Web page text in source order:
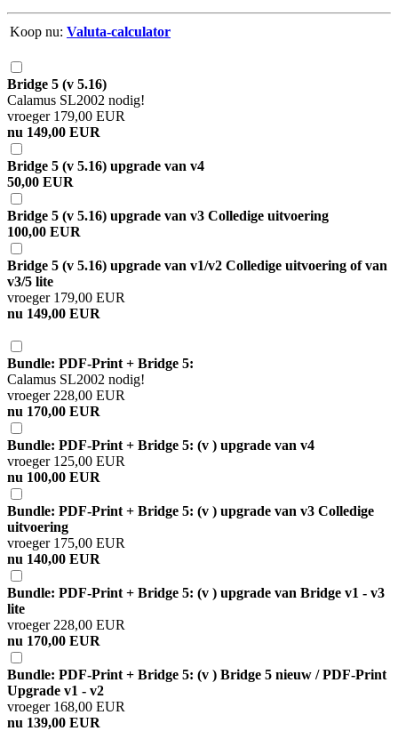
Koop nu: Valuta-calculator
Bridge 5 (v 5.16)
Calamus SL2002 nodig!
vroeger 179,00 EUR
nu 149,00 EUR
Bridge 5 (v 5.16) upgrade van v4
50,00 EUR
Bridge 5 (v 5.16) upgrade van v3 Colledige uitvoering
100,00 EUR
Bridge 5 (v 5.16) upgrade van v1/v2 Colledige uitvoering of van
v3/5 lite
vroeger 179,00 EUR
nu 149,00 EUR
Bundle: PDF-Print + Bridge 5:
Calamus SL2002 nodig!
vroeger 228,00 EUR
nu 170,00 EUR
Bundle: PDF-Print + Bridge 5: (v ) upgrade van v4
vroeger 125,00 EUR
nu 100,00 EUR
Bundle: PDF-Print + Bridge 5: (v ) upgrade van v3 Colledige
uitvoering
vroeger 175,00 EUR
nu 140,00 EUR
Bundle: PDF-Print + Bridge 5: (v ) upgrade van Bridge v1 - v3
lite
vroeger 228,00 EUR
nu 170,00 EUR
Bundle: PDF-Print + Bridge 5: (v ) Bridge 5 nieuw / PDF-Print
Upgrade v1 - v2
vroeger 168,00 EUR
nu 139,00 EUR